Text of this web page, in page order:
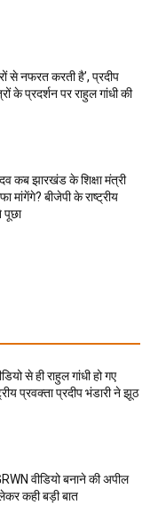
से नफरत करती है’, प्रदीप
के प्रदर्शन पर राहुल गांधी की
कब झारखंड के शिक्षा मंत्री
मांगेंगे? बीजेपी के राष्ट्रीय
पूछा
से ही राहुल गांधी हो गए
प्रवक्ता प्रदीप भंडारी ने झूठ
वीडियो बनाने की अपील
कही बड़ी बात